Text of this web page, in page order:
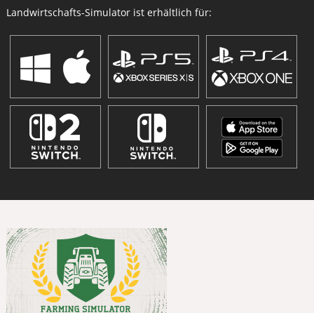
Landwirtschafts-Simulator ist erhältlich für: